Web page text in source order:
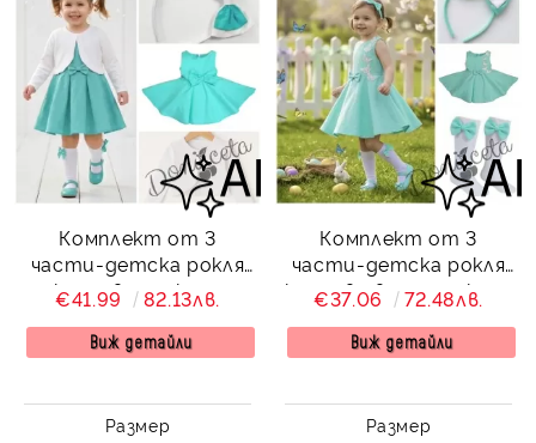
Комплект от 3
части-детска рокля
клош в тюркоаз
Вилина, диадема и
болеро
€41.99 82.13лв.
Виж детайли
Размер
Комплект от 3
части-детска рокля
клош в цвят тюркоаз
Вилина с бели 3D
пеперудки, диадема и
€37.06 72.48лв.
Виж детайли
Размер